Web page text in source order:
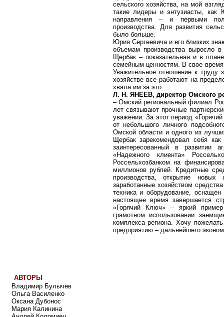
АВТОРЫ
Владимир Булычёв
Ольга Василенко
Оксана Дубонос
Мария Калинина
сельского хозяйства, на мой
такие лидеры и энтузиасты,
направления – и первыми
производства. Для развития
было больше.
Юрия Сергеевича и его близких
объемам производства выросло
Щербак – показательная и в
семейным ценностям. В свое
Уважительное отношение к
хозяйстве все работают на
хвала им за это.
Л. Н. ЯНЕЕВ, директор Омского
– Омский региональный филиал
лет связывают прочные
уважении. За этот период
от небольшого личного
Омской области и одного из
Щербак зарекомендовал себя
заинтересованный в развитии
«Надежного клиента»
Россельхозбанком на
миллионов рублей. Кредитные
производства, открытие
заработанные хозяйством
техника и оборудование,
настоящее время завершается
«Горячий Ключ» – яркий
грамотном использовании
комплекса региона. Хочу
предприятию – дальнейшего